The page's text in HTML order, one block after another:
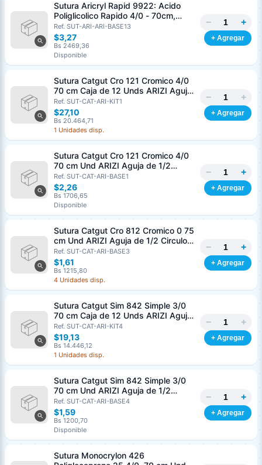
Sutura Aricryl Rapid 9922: Acido
Poliglicolico Rapido 4/0 - 70cm,
aguja de 3/8 Corte Inverso 19mm
Und ARIZI Absorbible
Ref. SUT-ARI-ARI-BASE13
$3,27
Bs 2469,36
Disponible
− +
+ Agregar
Sutura Catgut Cro 121 Cromico 4/0
70 cm Caja de 12 Unds ARIZI Aguja
de 1/2 Circulo Punta Conica 26 mm
Ref. SUT-CAT-ARI-KIT1
$27,10
Bs 20.464,71
1 Unidades disp.
− +
+ Agregar
Sutura Catgut Cro 121 Cromico 4/0
70 cm Und ARIZI Aguja de 1/2
Circulo Punta Conica 26 mm
Ref. SUT-CAT-ARI-BASE1
$2,26
Bs 1706,65
Disponible
− +
+ Agregar
Sutura Catgut Cro 812 Cromico 0 75
cm Und ARIZI Aguja de 1/2 Circulo
Punta Conica 37 mm
Ref. SUT-CAT-ARI-BASE3
$1,61
Bs 1215,80
4 Unidades disp.
− +
+ Agregar
Sutura Catgut Sim 842 Simple 3/0
70 cm Caja de 12 Unds ARIZI Aguja
de 1/2 Circulo Punta Conica 36 mm
Ref. SUT-CAT-ARI-KIT4
$19,13
Bs 14.446,12
1 Unidades disp.
− +
+ Agregar
Sutura Catgut Sim 842 Simple 3/0
70 cm Und ARIZI Aguja de 1/2
Circulo Punta Conica 36 mm
Ref. SUT-CAT-ARI-BASE4
$1,59
Bs 1200,70
Disponible
− +
+ Agregar
Sutura Monocrylon 426